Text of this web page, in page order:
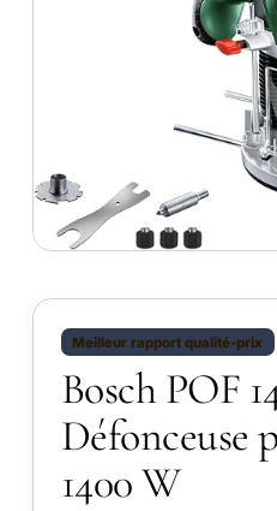
Meilleur rapport qualité-prix
Bosch POF
Défonceuse
1400 W